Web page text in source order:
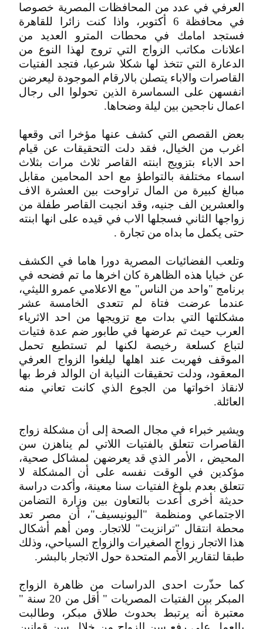
العرفي في عدد من المحافظات المصرية خصوصا
في محافظة 6 أكتوبر، واذا كنت زائرا للقاهرة
فستجد امامك في محطات المترو العديد من
اعلانات مكاتب الزواج التي تروج لهذا النوع من
الدعارة التي تتخذ لها شكلا شرعيا، فتجد الفتيات
القاصرات والاباء يتصلن بالارقام الموجودة ليعرضن
انفسهن على السماسرة الذين تحولوا الى رجال
اعمال ناجحين بين ليلة وضحاها.
بعض القصص التي كشف عنها مؤخرا اتى وقعها
اغرب من الخيال، فقد دلت التحقيقات عن قيام
احد الاباء بتزويج ابنته القاصر ثلاث مرات بثلاث
اسماء مختلفة بالتواطؤ مع احد المحامين مقابل
مبالغ كبيرة من المال تراوحت بين العشرة الاف
والعشرين الف جنيه، وقد انجبت القاصر طفلة من
زواجها الثاني فسجلها الاب في قيده على انها ابنته
حتى يكمل ما بداه من تجارة .
وتلعب الفضائيات المصرية دورا هاما في الكشف
عن خبايا هذه الظاهرة كان اخرها ما تم فضحه في
برنامج "واحد من الناس" مع الاعلامي عمرو الليثي،
عندما عرضت فتاة لم تتعدى الخامسة عشر
مشكلتها التي بدات مع تزويجها من احد الاثرياء
العرب حيث تم عرضها في طابور ضم عدة فتيات
لتباع كسلعة رخيصة لكنها لم تستطيع تحمل
الموقف فهربت عند اهلها ليلغوا الزواج العرفي
المعقود، ودلت تحقيقات النيابة ان الوالد فرط بها
لانقاذ اخواتها من الجوع الذي كانت تعاني منه
العائلة.
ويشير خبراء في مجال الصحة إلى أن مشكلة زواج
القاصرات تتعلق بالفتيات اللاتي لم يناهزن سن
المحيض ، الأمر الذي قد يعرضهن لمشاكل صحية،
مؤكدين في الوقت نفسه على أن المشكلة لا
تتعلق بعدم بلوغ الفتيات سنا معينة، وأكدت دراسة
حديثة أخرى أعدت بالتعاون بين وزارة التضامن
الاجتماعي ومنظمة "اليونيسيف"، أن مصر تعد
محطة انتقال "ترانزيت" للاتجار. ومن أهم أشكال
هذا الاتجار زواج الصغيرات والزواج السياحي، وذلك
طبقا لتقارير الأمم المتحدة حول الاتجار بالبشر.
كما حذّرت احدى الدراسات من ظاهرة الزواج
المبكر بين الفتيات المصريات " أقل من 20 سنة "
معتبرة أنه يرتبط بحدوث طلاق مبكر، وطالبت